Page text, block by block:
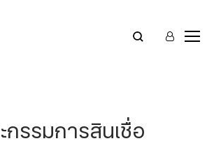
รรมการสินเชื่อ